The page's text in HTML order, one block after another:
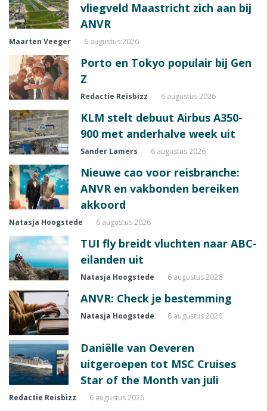
vliegveld Maastricht zich aan bij
ANVR
Maarten Veeger 6 augustus 2026
Porto en Tokyo populair bij Gen
Z
Redactie Reisbizz 6 augustus 2026
KLM stelt debuut Airbus A350-
900 met anderhalve week uit
Sander Lamers 6 augustus 2026
Nieuwe cao voor reisbranche:
ANVR en vakbonden bereiken
akkoord
Natasja Hoogstede 6 augustus 2026
TUI fly breidt vluchten naar ABC-
eilanden uit
Natasja Hoogstede 6 augustus 2026
ANVR: Check je bestemming
Natasja Hoogstede 6 augustus 2026
Daniëlle van Oeveren
uitgeroepen tot MSC Cruises
Star of the Month van juli
Redactie Reisbizz 6 augustus 2026